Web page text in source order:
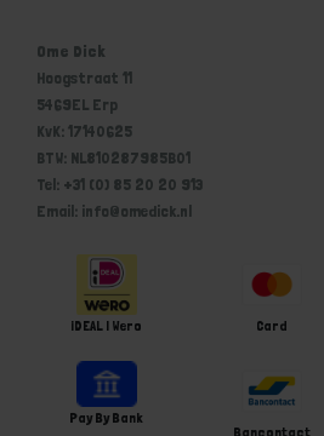
Ome Dick
Hoogstraat 11
5469EL Erp
KvK: 17140625
BTW: NL810287985B01
Tel: +31 (0) 85 20 20 913
Email: info@omedick.nl
iDEAL | Wero Card
Pay By Bank
Bancontact